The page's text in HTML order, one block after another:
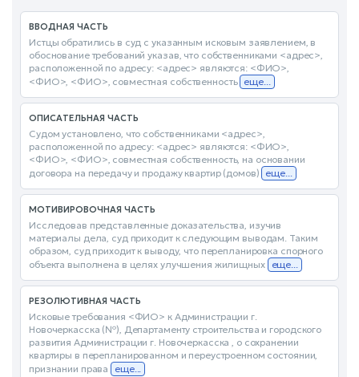
ВВОДНАЯ ЧАСТЬ
Истцы обратились в суд с указанным исковым заявлением, в
обоснование требований указав, что собственниками <адрес>,
расположенной по адресу: <адрес> являются: <ФИО>,
<ФИО>, <ФИО>, совместная собственность еще...
ОПИСАТЕЛЬНАЯ ЧАСТЬ
Судом установлено, что собственниками <адрес>,
расположенной по адресу: <адрес> являются: <ФИО>,
<ФИО>, <ФИО>, совместная собственность, на основании
договора на передачу и продажу квартир (домов) еще...
МОТИВИРОВОЧНАЯ ЧАСТЬ
Исследовав представленные доказательства, изучив
материалы дела, суд приходит к следующим выводам. Таким
образом, суд приходит к выводу, что перепланировка спорного
объекта выполнена в целях улучшения жилищных еще...
РЕЗОЛЮТИВНАЯ ЧАСТЬ
Исковые требования <ФИО> к Администрации г.
Новочеркасска (№), Департаменту строительства и городского
развития Администрации г. Новочеркасска , о сохранении
квартиры в перепланированном и переустроенном состоянии,
признании права еще...